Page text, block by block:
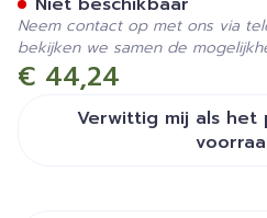
€ 44,24
Verwittig mij als
Neem contact op met ons via
bekijken we samen de